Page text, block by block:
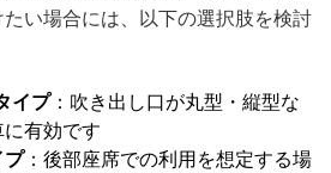
い場合には、以下の選択肢を検討
イプ：吹き出し口が丸型・縦型な
有効です
プ：後部座席での利用を想定する場